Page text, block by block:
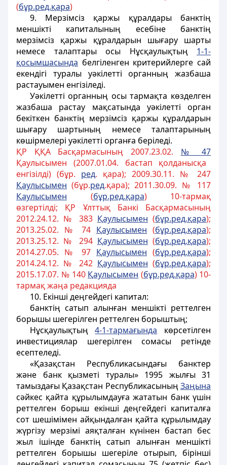
(бұр.ред.қара)
9. Мерзімсіз қаржы құралдары банктің
меншікті капиталының есебіне банктің
мерзімсіз қаржы құралдарын шығару шарты
немесе талаптары осы Нұсқаулықтың 1-1-
қосымшасында белгіленген критерийлерге сай
екендігі туралы уәкілетті органның жазбаша
растауымен енгізіледі.
Уәкілетті органның осы тармақта көзделген
жазбаша растау мақсатында уәкілетті орган
бекіткен банктің мерзімсіз қаржы құралдарын
шығару шартының немесе талаптарының
көшірмелері уәкілетті органға беріледі.
ҚР ҚҚА Басқармасының 2007.23.02. № 47
Қаулысымен (2007.01.04. бастап қолданысқа
енгізілді) (бұр. ред. қара); 2009.30.11. № 247
Қаулысымен (бұр.ред.қара); 2011.30.09. № 117
Қаулысымен (бұр.ред.қара) 10-тармақ
өзгертілді; ҚР Ұлттық Банкі Басқармасының
2012.24.12. № 383 Қаулысымен (бұр.ред.қара);
2013.25.02. № 74 Қаулысымен (бұр.ред.қара);
2013.25.12. № 294 Қаулысымен (бұр.ред.қара);
2014.27.05. № 97 Қаулысымен (бұр.ред.қара);
2014.24.12. № 242 Қаулысымен (бұр.ред.қара);
2015.17.07. № 140 Қаулысымен (бұр.ред.қара) 10-
тармақ жаңа редакцияда
10. Екiншi деңгейдегi капитал:
банктің сатып алынған меншікті реттелген
борышы шегерілген реттелген борыштың;
Нұсқаулықтың4-1-тармағында көрсетілген
инвестициялар шегерілген сомасы ретінде
есептеледі.
«Қазақстан Республикасындағы банктер
және банк қызметі туралы» 1995 жылғы 31
тамыздағы Қазақстан РеспубликасыныңЗаңына
сәйкес қайта құрылымдауға жататын банк үшін
реттелген борыш екінші деңгейдегі капиталға
сот шешімімен айқындалған қайта құрылымдау
жүргізу мерзімі аяқталған күнінен бастап бес
жыл ішінде банктің сатып алынған меншікті
реттелген борышы шегеріле отырып, бірiншi